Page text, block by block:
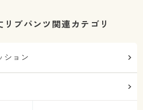
リブパンツ関連カテゴリ
ション